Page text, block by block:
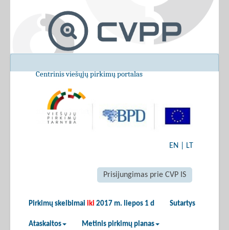
Centrinis viešųjų pirkimų portalas
EN LT
Prisijungimas prie CVP IS
Pirkimų skelbimai iki 2017 m. liepos 1 d Sutartys
Ataskaitos Metinis pirkimų planas